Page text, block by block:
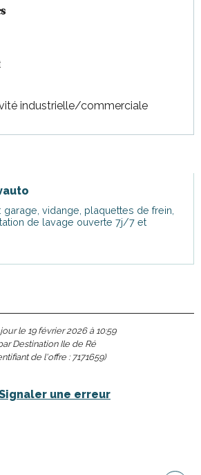
industrielle/commerciale
garage, vidange, plaquettes de frein,
de lavage ouverte 7j/7 et
le 19 février 2026 à 10:59
Destination Ile de Ré
de l'offre : 7171659)
une erreur